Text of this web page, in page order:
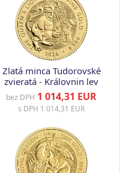
Zlatá minca Tudorovské
zvieratá - Královnin lev
2026, 1/4 oz
bez DPH 1 014,31 EUR
s DPH 1 014,31 EUR